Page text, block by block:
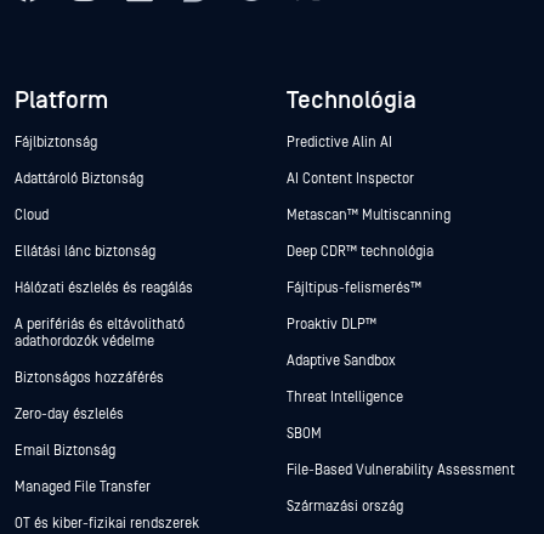
Platform
Fájlbiztonság
Adattároló Biztonság
Cloud
Ellátási lánc biztonság
Hálózati észlelés és reagálás
A perifériás és eltávolítható
adathordozók védelme
Biztonságos hozzáférés
Zero-day észlelés
Email Biztonság
Managed File Transfer
OT és kiber-fizikai rendszerek
Technológia
Predictive Alin AI
AI Content Inspector
Metascan™ Multiscanning
Deep CDR™ technológia
Fájltípus-felismerés™
Proaktív DLP™
Adaptive Sandbox
Threat Intelligence
SBOM
File-Based Vulnerability Assessment
Származási ország